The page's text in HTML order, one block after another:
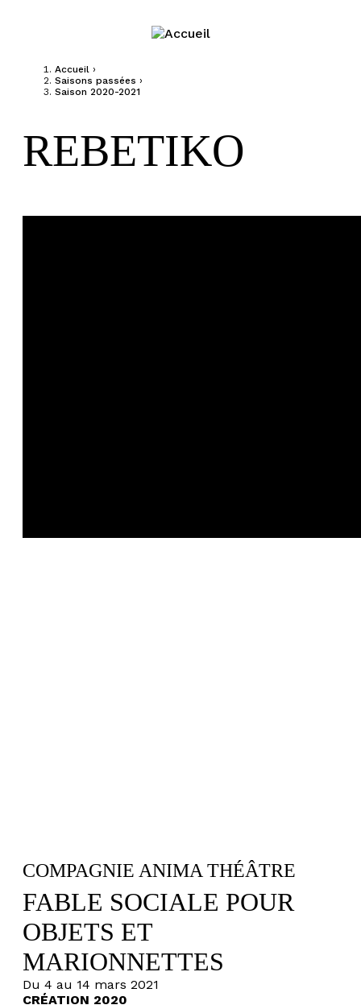
Vous êtes ici
Accueil ›
Saisons passées ›
Saison 2020-2021
REBETIKO
COMPAGNIE ANIMA THÉÂTRE
FABLE SOCIALE POUR
OBJETS ET
MARIONNETTES
Du 4 au 14 mars 2021
CRÉATION 2020